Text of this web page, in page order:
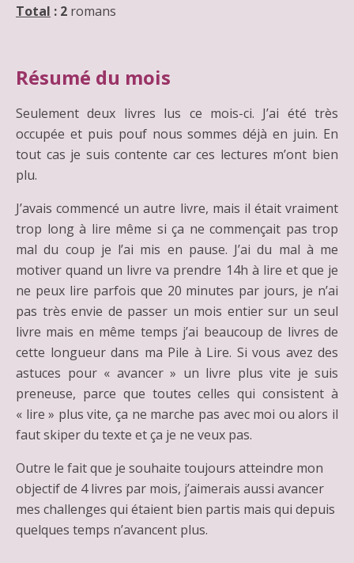
Total : 2 romans
Résumé du mois
Seulement deux livres lus ce mois-ci. J’ai été très
occupée et puis pouf nous sommes déjà en juin. En
tout cas je suis contente car ces lectures m’ont bien
plu.
J’avais commencé un autre livre, mais il était vraiment
trop long à lire même si ça ne commençait pas trop
mal du coup je l’ai mis en pause. J’ai du mal à me
motiver quand un livre va prendre 14h à lire et que je
ne peux lire parfois que 20 minutes par jours, je n’ai
pas très envie de passer un mois entier sur un seul
livre mais en même temps j’ai beaucoup de livres de
cette longueur dans ma Pile à Lire. Si vous avez des
astuces pour « avancer » un livre plus vite je suis
preneuse, parce que toutes celles qui consistent à
« lire » plus vite, ça ne marche pas avec moi ou alors il
faut skiper du texte et ça je ne veux pas.
Outre le fait que je souhaite toujours atteindre mon
objectif de 4 livres par mois, j’aimerais aussi avancer
mes challenges qui étaient bien partis mais qui depuis
quelques temps n’avancent plus.